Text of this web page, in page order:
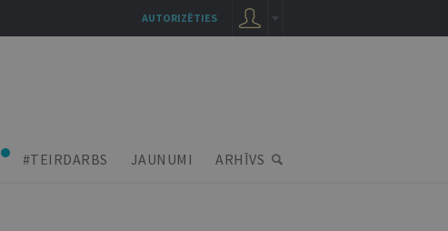
#TEIRDARBS JAUNUMI ARHĪVS
AUTORIZĒTIES